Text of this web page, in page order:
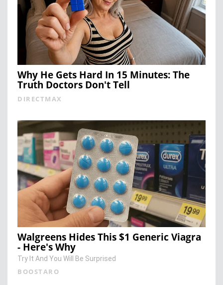
Why He Gets Hard In 15 Minutes: The
Truth Doctors Don't Tell
DIRECTMAX
Walgreens Hides This $1 Generic Viagra
- Here's Why
Try It And You Will Be Surprised
BOOSTARO